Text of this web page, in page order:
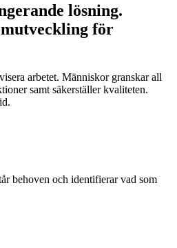
lösning.
för
arbetet. Människor granskar all
samt säkerställer kvaliteten.
behoven och identifierar vad som